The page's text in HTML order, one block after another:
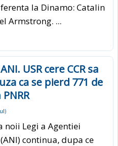
la Dinamo: Catalin
Armstrong. ...
USR cere CCR sa
ca se pierd 771 de
)
noii Legi a Agentiei
continua, dupa ce